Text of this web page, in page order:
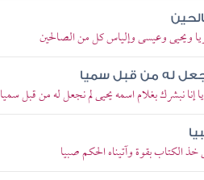
ويحيى وعيسى وإلياس كل من الصالحين
نجعل له من قبل سميا
نبشرك بغلام اسمه يحيى لم نجعل له من قبل سميا
الكتاب بقوة وآتيناه الحكم صبيا